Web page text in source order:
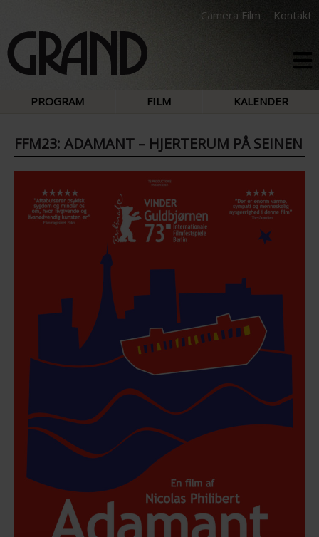
Camera Film Kontakt
PROGRAM FILM KALENDER
FFM23: ADAMANT – HJERTERUM PÅ SEINEN